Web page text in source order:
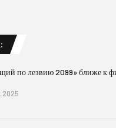
по лезвию 2099» ближе к
2025